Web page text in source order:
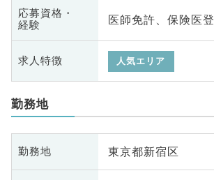
応募資格・
経験
医師免許、保険医
求人特徴 人気エリア
勤務地
勤務地 東京都新宿区